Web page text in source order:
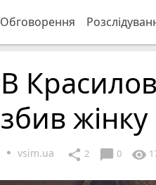
Обговорення
В
збив жінку
vsim.ua share 2 chat_bubble 0 visibility